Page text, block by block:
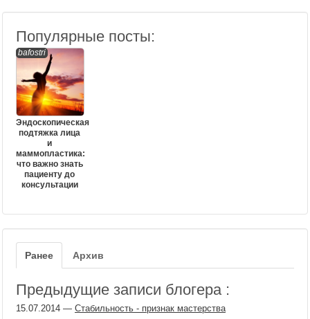
Популярные посты:
bafostri
Эндоскопическая
подтяжка лица
и
маммопластика:
что важно знать
пациенту до
консультации
Ранее Архив
Предыдущие записи блогера :
15.07.2014 — Стабильность - признак мастерства